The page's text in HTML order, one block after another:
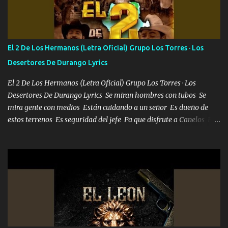
cien Y por más que quieran no me detienen Soy yo la mente que
más brilla, lo ves Pa' mi la vida es tan sencilla No lo entenderías en
tu vida, y está bien Porque lo que tengo nadie lo tiene Una me está
escribiendo y la otra me va a llamar Quiere que vaya a verla y que
la invite a cenar Otras más me están pidiendo que las saque a
bailar Pero es que tengo un par de conciertos más que llenar Se
mueven solo por el interés P...
El 2 De Los Hermanos (Letra Oficial) Grupo Los Torres · Los
Desertores De Durango Lyrics
El 2 De Los Hermanos (Letra Oficial) Grupo Los Torres · Los
Desertores De Durango Lyrics Se miran hombres con tubos Se
mira gente con medios Están cuidando a un señor Es dueño de
estos terrenos Es seguridad del jefe Pa que disfrute a Canelos Es
ni tampoco las mujeres porque es platica de grandes por eso hay
que estar alegres doy las instrucciones para atender los deberes
Música Si es que salta algún problema de confianza tengo gente
ahí está el Hombre Cuarenta y también Pariente 7 arreglan
cualquier problema no más es cuestión que ordené NOS HACE